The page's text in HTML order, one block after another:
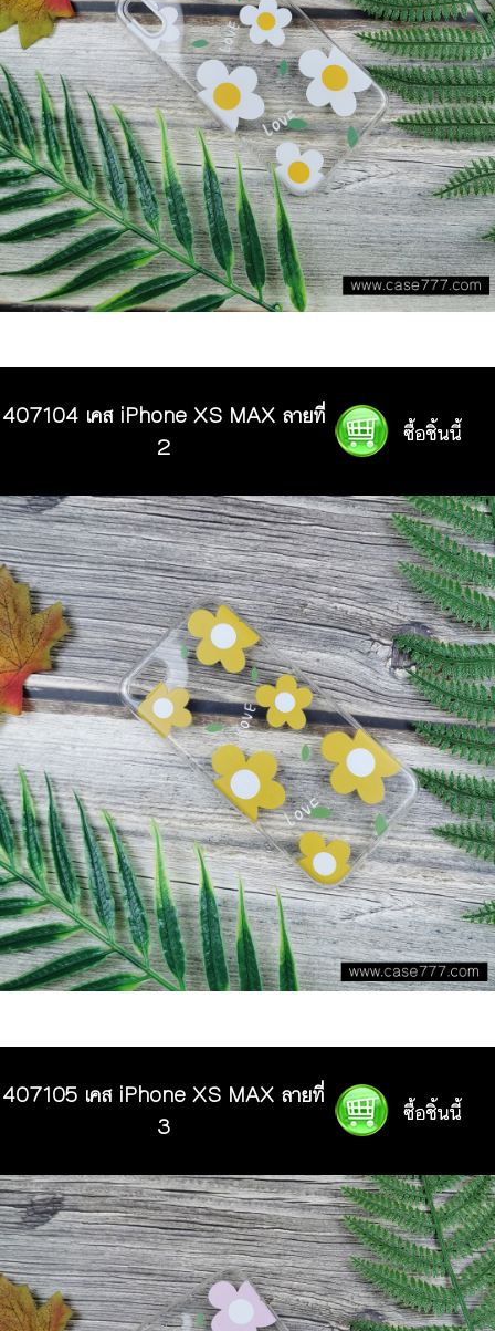
407104 เคส iPhone XS MAX ลายที่
2
407105 เคส iPhone XS MAX ลายที่
3